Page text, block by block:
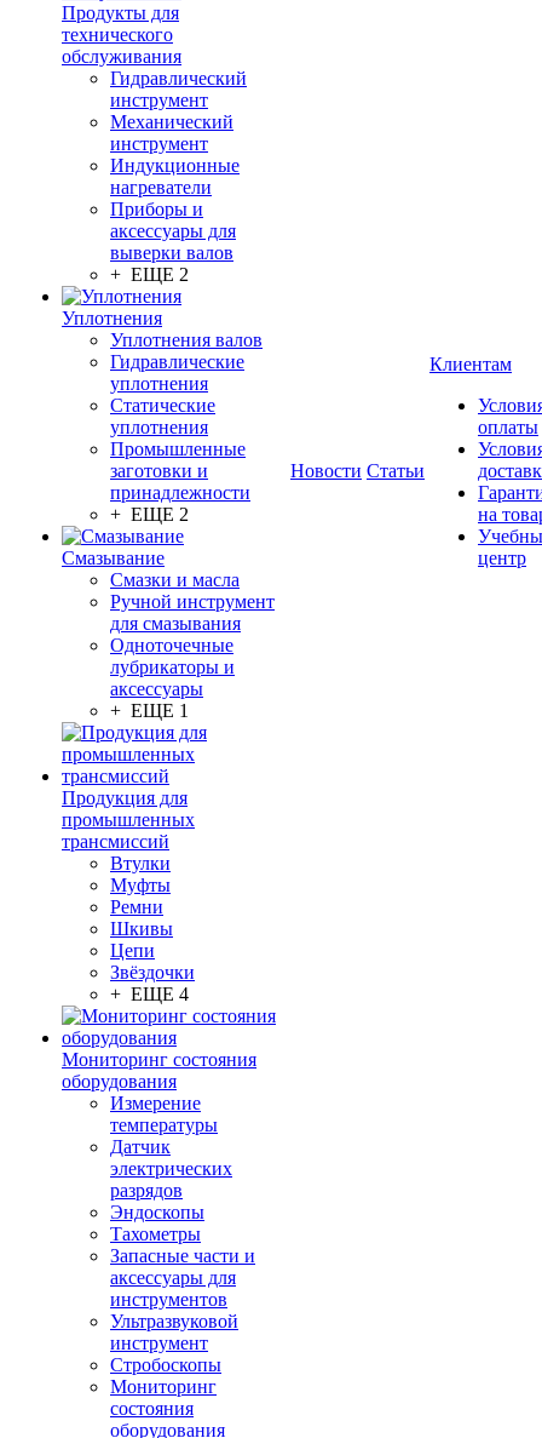
Продукты для
технического
обслуживания
Гидравлический
инструмент
Механический
инструмент
Индукционные
нагреватели
Приборы и
аксессуары для
выверки валов
+ ЕЩЕ 2
Уплотнения
Уплотнения валов
Гидравлические
уплотнения
Статические
уплотнения
Промышленные
заготовки и
принадлежности
+ ЕЩЕ 2
Смазывание
Смазки и масла
Ручной инструмент
для смазывания
Одноточечные
лубрикаторы и
аксессуары
+ ЕЩЕ 1
Продукция для
промышленных
трансмиссий
Втулки
Муфты
Ремни
Шкивы
Цепи
Звёздочки
+ ЕЩЕ 4
Мониторинг состояния
оборудования
Измерение
температуры
Датчик
электрических
разрядов
Эндоскопы
Тахометры
Запасные части и
аксессуары для
инструментов
Ультразвуковой
инструмент
Стробоскопы
Мониторинг
состояния
оборудования
Новости Статьи
Клиентам
оплаты
на
центр